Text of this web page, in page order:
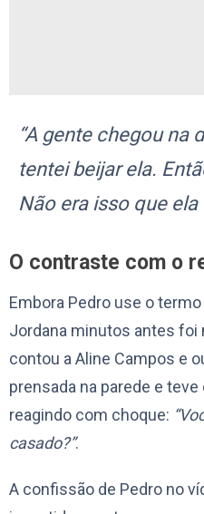
“A gente chegou na
tentei beijar ela.
Não era isso que ela
O contraste com o
Embora Pedro use o
Jordana minutos antes foi
contou a Aline Campos e
prensada na parede e
reagindo com choque:
casado?”.
A confissão de Pedro no